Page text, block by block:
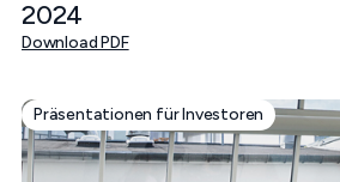
2024
Download PDF
Präsentationen für Investoren